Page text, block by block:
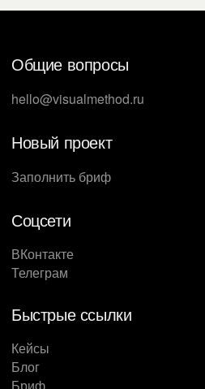
Общие вопросы
hello@visualmethod.ru
Новый проект
Заполнить бриф
Соцсети
ВКонтакте
Телеграм
Быстрые ссылки
Кейсы
Блог